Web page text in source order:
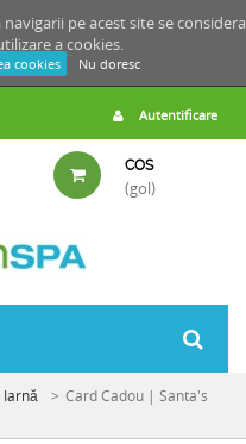
pe acest site se considera
a cookies.
cookies Nu doresc
Autentificare
COS
(gol)
> Card Cadou | Santa's